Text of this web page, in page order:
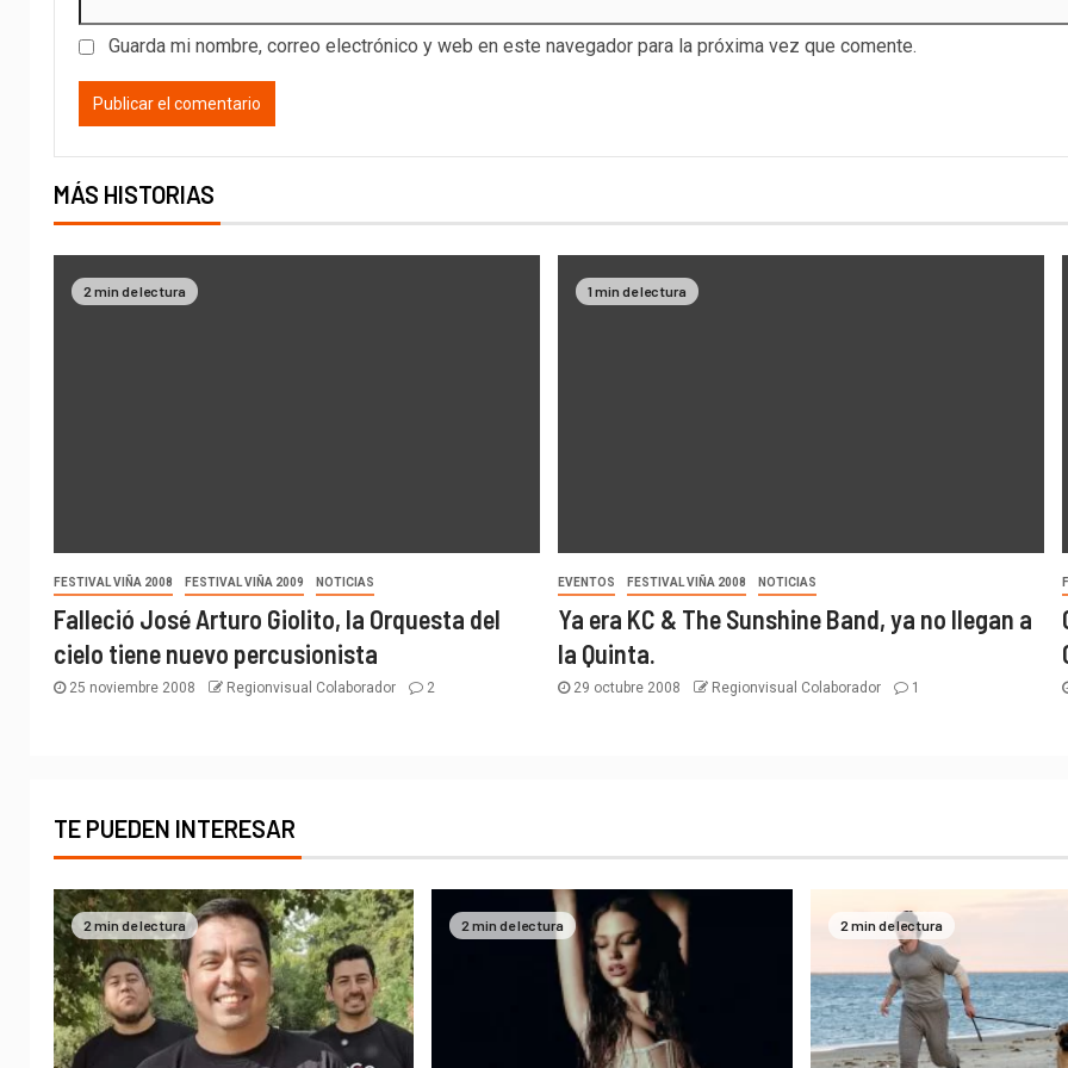
Guarda mi nombre, correo electrónico y web en este navegador para la próxima vez que comente.
MÁS HISTORIAS
2 min de lectura
FESTIVAL VIÑA 2008 FESTIVAL VIÑA 2009 NOTICIAS
Falleció José Arturo Giolito, la Orquesta del
cielo tiene nuevo percusionista
25 noviembre 2008 Regionvisual Colaborador 2
1 min de lectura
EVENTOS FESTIVAL VIÑA 2008 NOTICIAS
Ya era KC & The Sunshine Band, ya no llegan a
la Quinta.
29 octubre 2008 Regionvisual Colaborador 1
TE PUEDEN INTERESAR
2 min de lectura 2 min de lectura 2 min de lectura